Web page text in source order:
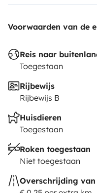
Voorwaarden van de
Reis naar
Toegestaan
Rijbewijs
Rijbewijs B
Huisdieren
Toegestaan
Roken toegestaan
Niet toegestaan
Overschrijding